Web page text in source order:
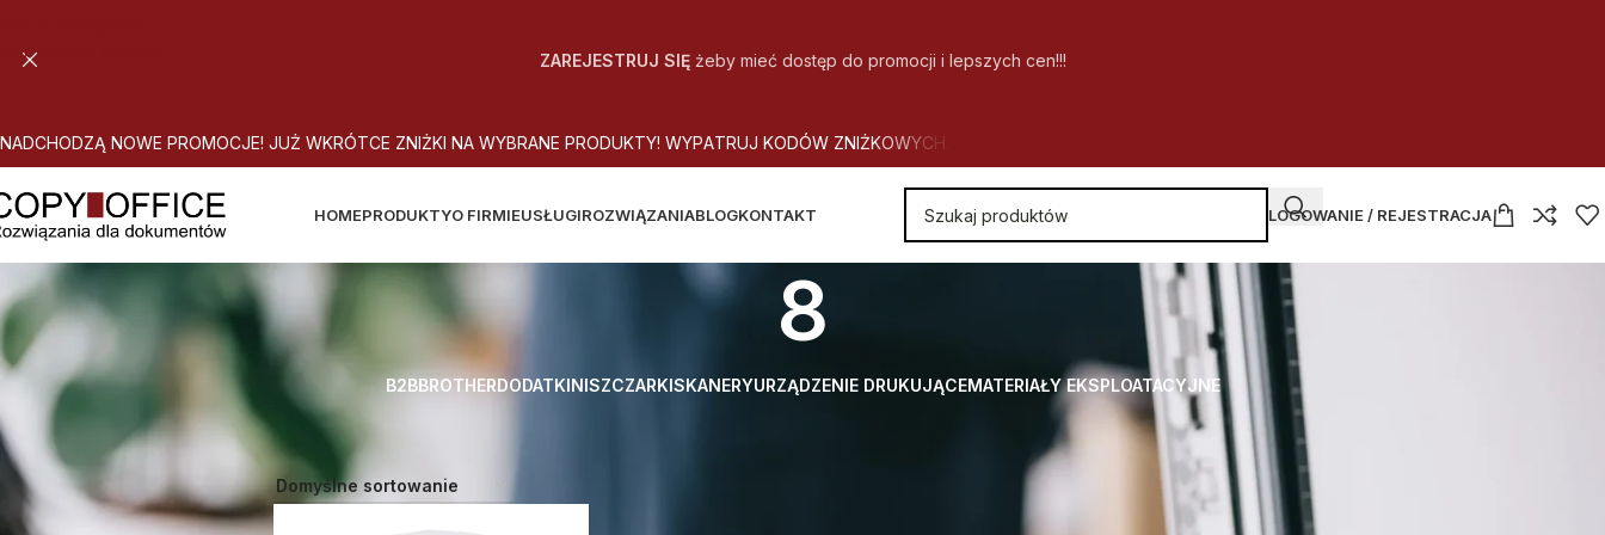
Skip to main content
ZAREJESTRUJ SIĘżeby mieć dostęp do promocji i lepszych cen!!!
NADCHODZĄ NOWE PROMOCJE! JUŻ WKRÓTCE ZNIŻKI NA WYBRANE PRODUKTY! WYPATRUJ KODÓW ZNIŻKOWYCH
HOMEPRODUKTYO FIRMIEUSŁUGIROZWIĄZANIABLOGKONTAKT LOGOWANIE / REJESTRACJA
8
B2BBROTHERDODATKINISZCZARKISKANERYURZĄDZENIE DRUKUJĄCEMATERIAŁY EKSPLOATACYJNE
Strona główna